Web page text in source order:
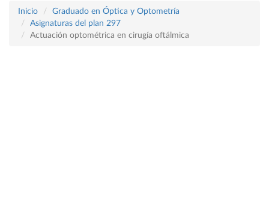
Inicio
Graduado en Óptica y Optometría
Asignaturas del plan 297
Actuación optométrica en cirugía oftálmica